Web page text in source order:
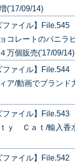
('17/09/14)
ファイル】
コレートのバニラ
万個販売('17/09/14)
ファイル】
ア/動画でブランド
ファイル】
ｙ Ｃａｔ/輸入香
ファイル】